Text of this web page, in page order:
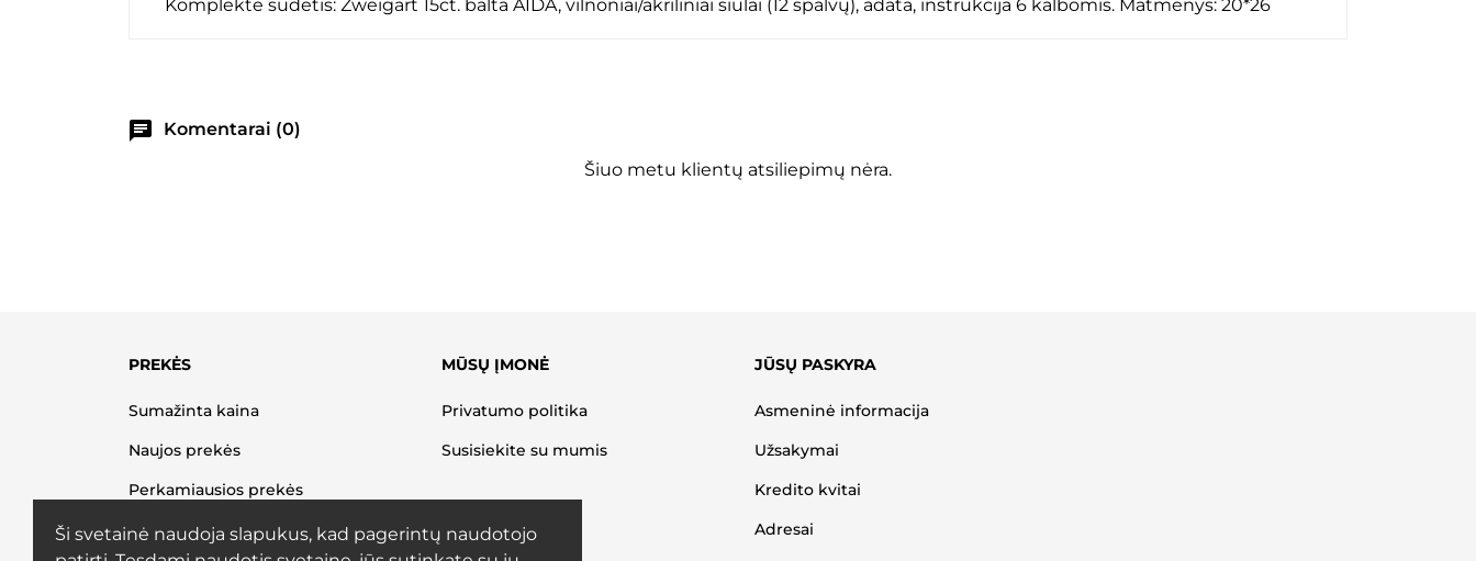
Ši svetainė naudoja slapukus, kad pagerintų naudotojo
Komplekte sudėtis: Zweigart 15ct. balta AIDA, vilnoniai/akriliniai siūlai (12 spalvų), adata, instrukcija 6 kalbomis. Matmenys: 20*26
chat
Komentarai (0)
Šiuo metu klientų atsiliepimų nėra.
PREKĖS
Sumažinta kaina
Naujos prekės
Perkamiausios prekės
MŪSŲ ĮMONĖ
Privatumo politika
Susisiekite su mumis
JŪSŲ PASKYRA
Asmeninė informacija
Užsakymai
Kredito kvitai
Adresai